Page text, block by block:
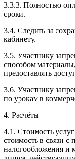
3.3.3. Полностью
сроки.
3.4. Следить за
кабинету.
3.5. Участнику
способом
предоставлять
3.6. Участнику
по урокам в
4. Расчёты
4.1. Cтоимость
стоимость в связи
налогообложения и